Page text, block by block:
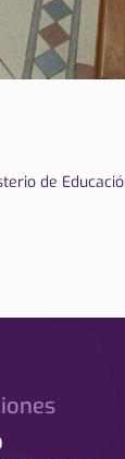
de